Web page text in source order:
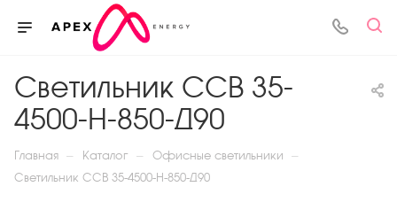
Светильник ССВ 35-
4500-Н-850-Д90
Главная — Каталог — Офисные светильники —
Светильник ССВ 35-4500-Н-850-Д90